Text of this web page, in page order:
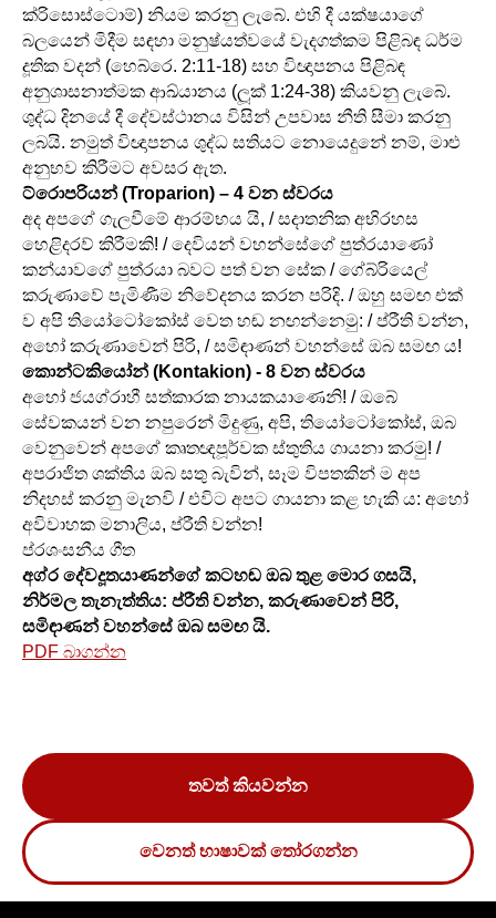
ක්රිසොස්ටොම්) නියම කරනු ලැබේ. එහි දී යක්ෂයාගේ
බලයෙන් මිදීම සඳහා මනුෂ්යත්වයේ වැදගත්කම පිළිබඳ ධර්ම
දූතික වදන් (හෙබ්රෙ. 2:11-18) සහ විඥාපනය පිළිබඳ
අනුශාසනාත්මක ආඛ්යානය (ලූක් 1:24-38) කියවනු ලැබේ.
ශුද්ධ දිනයේ දී දේවස්ථානය විසින් උපවාස නීති සීමා කරනු
ලබයි. නමුත් විඥාපනය ශුද්ධ සතියට නොයෙදුනේ නම්, මාළු
අනුභව කිරීමට අවසර ඇත.
ට්රොපරියන් (Troparion) – 4 වන ස්වරය
අද අපගේ ගැලවීමේ ආරම්භය යි, / සදාතනික අභිරහස
හෙළිදරව් කිරීමකි! / දෙවියන් වහන්සේගේ පුත්රයාණෝ
කන්යාවගේ පුත්රයා බවට පත් වන සේක / ගේබ්රියෙල්
කරුණාවේ පැමිණීම නිවේදනය කරන පරිදි. / ඔහු සමඟ එක්
ව අපි තියෝටෝකෝස් වෙත හඬ නඟන්නෙමු: / ප්රීති වන්න,
අහෝ කරුණාවෙන් පිරි, / සමිඳාණන් වහන්සේ ඔබ සමඟ ය!
කොන්ටකියෝන් (Kontakion) - 8 වන ස්වරය
අහෝ ජයග්රාහී සත්කාරක නායකයාණෙනි! / ඔබේ
සේවකයන් වන නපුරෙන් මිදුණු, අපි, තියෝටෝකෝස්, ඔබ
වෙනුවෙන් අපගේ කෘතඥපූර්වක ස්තුතිය ගායනා කරමු! /
අපරාජිත ශක්තිය ඔබ සතු බැවින්, සෑම විපතකින් ම අප
නිදහස් කරනු මැනවි / එවිට අපට ගායනා කළ හැකි ය: අහෝ
අවිවාහක මනාලිය, ප්රීති වන්න!
ප්රශංසනීය ගීත
අග්ර දේවදූතයාණන්ගේ කටහඬ ඔබ තුළ මොර ගසයි,
නිර්මල තැනැත්තිය: ප්රීති වන්න, කරුණාවෙන් පිරි,
සමිඳාණන් වහන්සේ ඔබ සමඟ යි.
PDF බාගන්න
තවත් කියවන්න
වෙනත් භාෂාවක් තෝරගන්න